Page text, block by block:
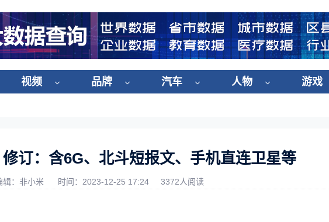
视频 品牌 汽车 人物 游戏
订：含6G、北斗短报文、手机直连卫星等
辑：非小米 时间：2023-12-25 17:24 3372人阅读